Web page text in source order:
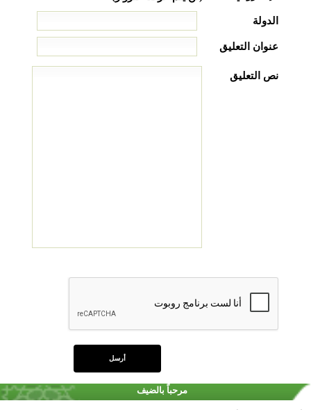
الدولة
عنوان التعليق
نص التعليق
مرحباً بالضيف